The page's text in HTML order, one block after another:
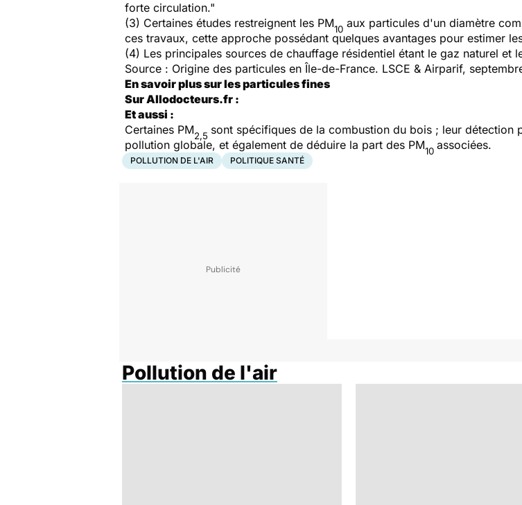
forte circulation."
(3) Certaines études restreignent les PM10 aux particules d'un diamètre
ces travaux, cette approche possédant quelques avantages pour estimer
(4) Les principales sources de chauffage résidentiel étant le gaz naturel et
Source : Origine des particules en Île-de-France. LSCE & Airparif,
En savoir plus sur les particules fines
Sur Allodocteurs.fr :
Et aussi :
Certaines PM2,5 sont spécifiques de la combustion du bois ; leur
pollution globale, et également de déduire la part des PM10 associées.
POLLUTION DE L'AIR POLITIQUE SANTÉ
Pollution de l'air